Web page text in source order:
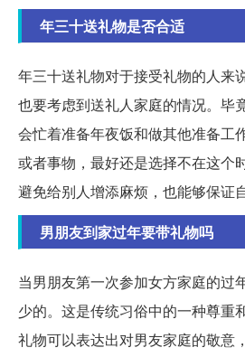
年三十送礼物是否合适
年三十送礼物对于接受礼物的人来
也要考虑到送礼人家庭的情况。毕
会忙着准备年夜饭和做其他准备工
或者事物，最好还是选择不在这个
避免给别人增添麻烦，也能够保证
男朋友到家过年要带礼物吗
当男朋友第一次参加女方家庭的过
少的。这是传统习俗中的一种尊重
礼物可以表达出对男友家庭的敬意